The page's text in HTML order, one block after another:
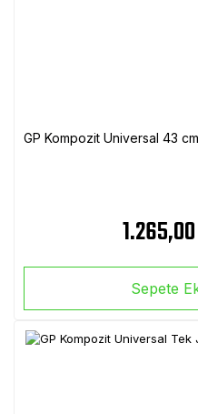
GP Kompozit Universal 43
Sepete